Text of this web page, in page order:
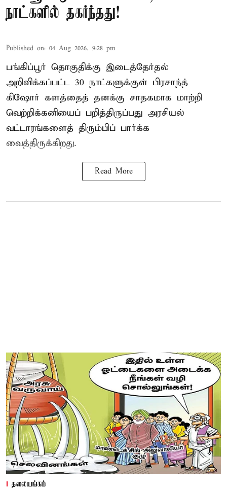
நாட்களில் தகர்ந்தது!
Published on: 04 Aug 2026, 9:28 pm
பங்கிப்பூர் தொகுதிக்கு இடைத்தேர்தல்
அறிவிக்கப்பட்ட 30 நாட்களுக்குள் பிரசாந்த்
கிஷோர் களத்தைத் தனக்கு சாதகமாக மாற்றி
வெற்றிக்கனியைப் பறித்திருப்பது அரசியல்
வட்டாரங்களைத் திரும்பிப் பார்க்க
வைத்திருக்கிறது.
Read More
தலையங்கம்